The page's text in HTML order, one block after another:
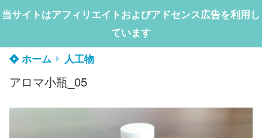
当サイトはアフィリエイトおよびアドセンス広告を利用し
ています
ホーム
人工物
アロマ小瓶_05